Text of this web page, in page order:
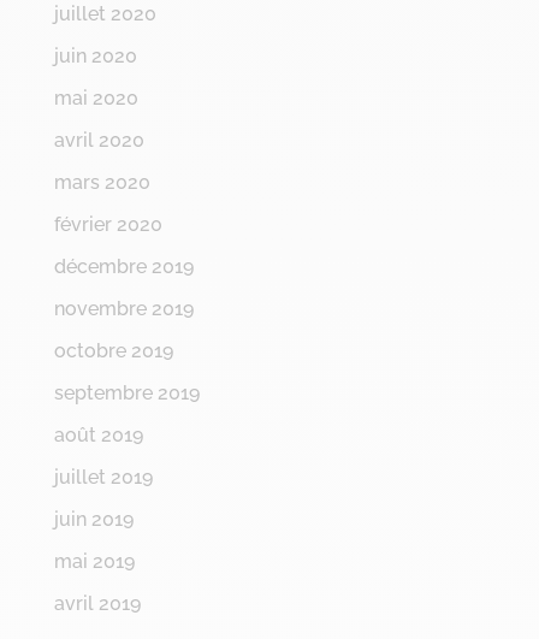
juillet 2020
juin 2020
mai 2020
avril 2020
mars 2020
février 2020
décembre 2019
novembre 2019
octobre 2019
septembre 2019
août 2019
juillet 2019
juin 2019
mai 2019
avril 2019